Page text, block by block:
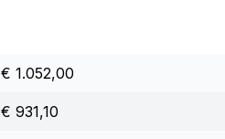
€ 1.052,00
€ 931,10